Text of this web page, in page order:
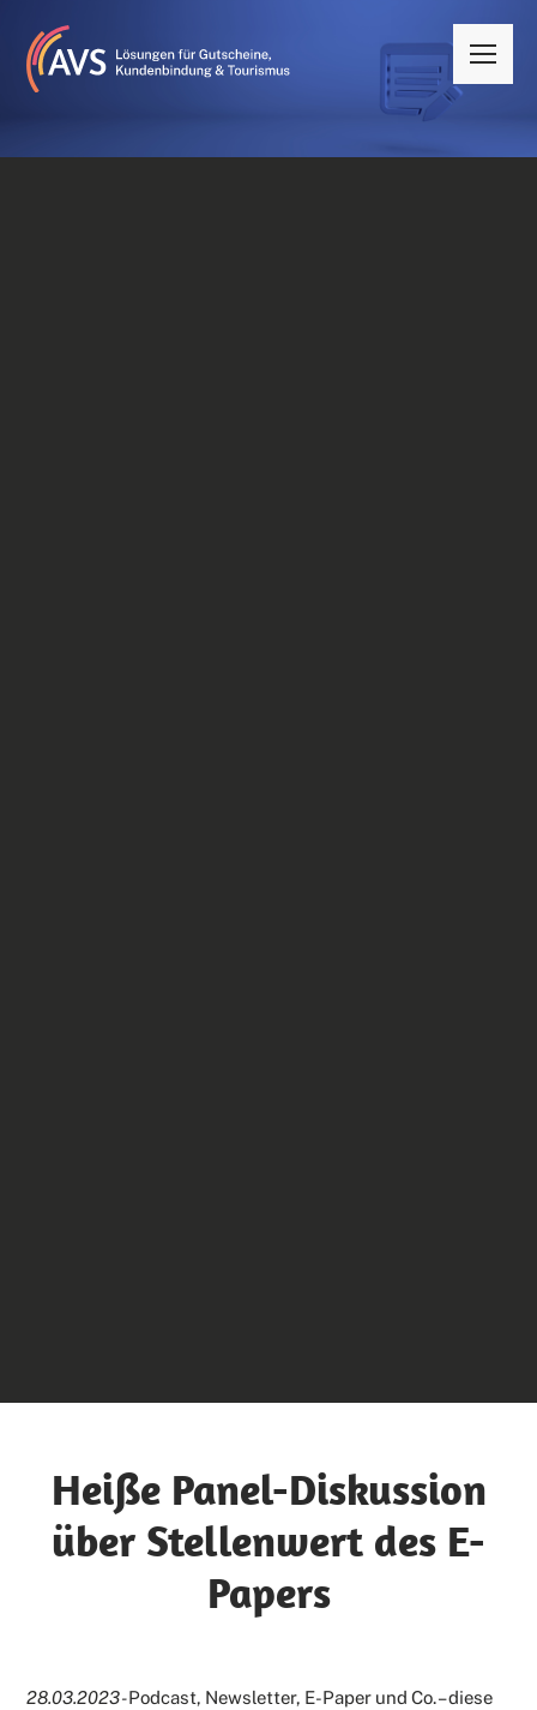
Heiße Panel-Diskussion
über Stellenwert des E-
Papers
28.03.2023 -Podcast, Newsletter, E-Paper und Co. – diese